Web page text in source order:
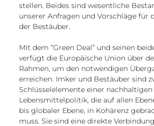
stellen. Beides sind wesentliche
unserer Anfragen und Vorschläge für
der Bestäuber.
Mit dem “Green Deal” und seinen
verfügt die Europäische Union über
Rahmen, um den notwendigen
erreichen. Imker und Bestäuber sind
Schlüsselelemente einer nachhaltigen
Lebensmittelpolitik, die auf allen
bis globaler Ebene, in Kohärenz
muss. Sie sind eine direkte